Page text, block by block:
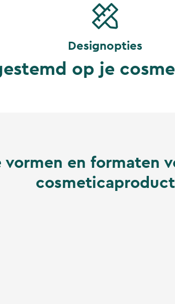
Designopties
op je
vormen en formaten
cosmeticaproduct